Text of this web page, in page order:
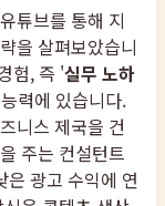
튜브를 통해 지
을 살펴보았습니
험, 즉 '실무 노하
력에 있습니다.
니스 제국을 건
주는 컨설턴트
은 광고 수익에 연